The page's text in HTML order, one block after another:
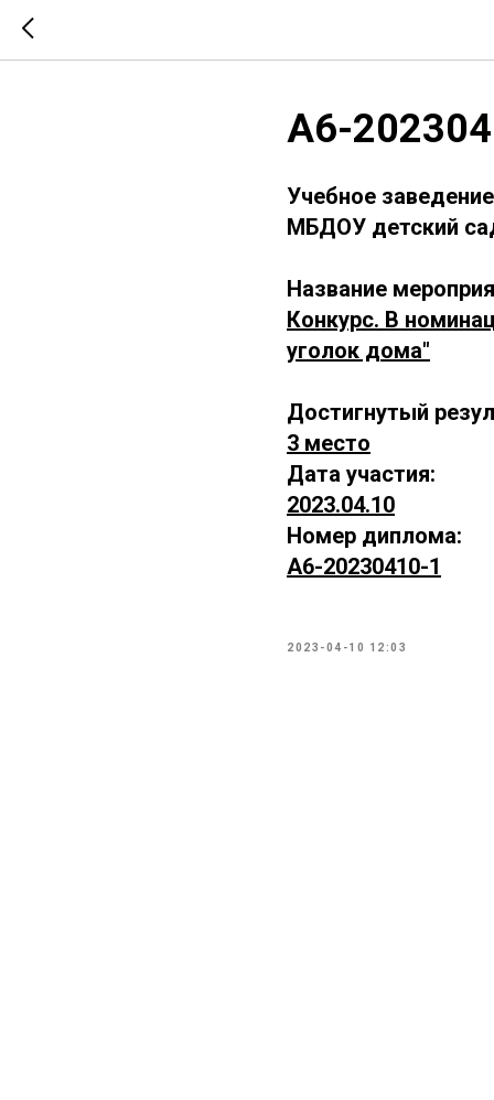
А6-
Учебное
МБДОУ детский
Название
Конкурс. В
уголок дома"
Достигнутый
3 место
Дата участия:
2023.04.10
Номер диплома:
А6-20230410-1
2023-04-10 12:03